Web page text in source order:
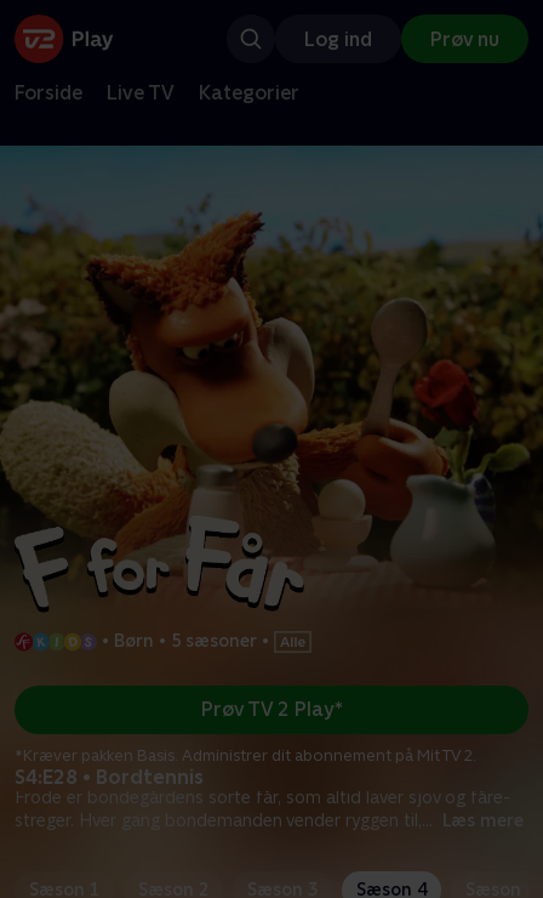
Log ind Prøv nu
Forside Live TV Kategorier
• Børn • 5 sæsoner •
S4:E28 • Bordtennis
Frode er bondegårdens sorte får, som altid laver sjov og fåre-
streger. Hver gang bondemanden vender ryggen til,
Læs mere
Prøv TV 2 Play*
*Kræver pakken Basis. Administrer dit abonnement på Mit TV 2.
Sæson 1 Sæson 2 Sæson 3 Sæson 4